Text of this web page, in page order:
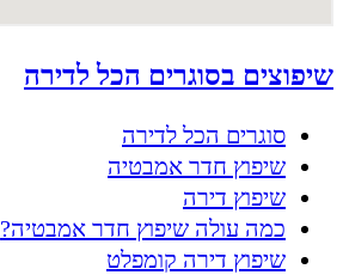
שיפוצים בסוגרים הכל לדירה
סוגרים הכל לדירה
שיפוץ חדר אמבטיה
שיפוץ דירה
כמה עולה שיפוץ חדר אמבטיה?
שיפוץ דירה קומפלט